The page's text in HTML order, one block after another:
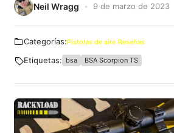
Neil Wragg 9 de marzo de 2023
Categorías:Pistolas de aire Reseñas
Etiquetas: bsa BSA Scorpion TS